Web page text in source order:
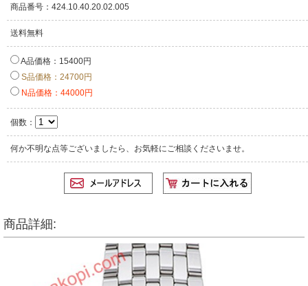
商品番号：424.10.40.20.02.005
送料無料
A品価格：15400円
S品価格：24700円
N品価格：44000円
個数：
何か不明な点等ございましたら、お気軽にご相談くださいませ。
商品詳細: